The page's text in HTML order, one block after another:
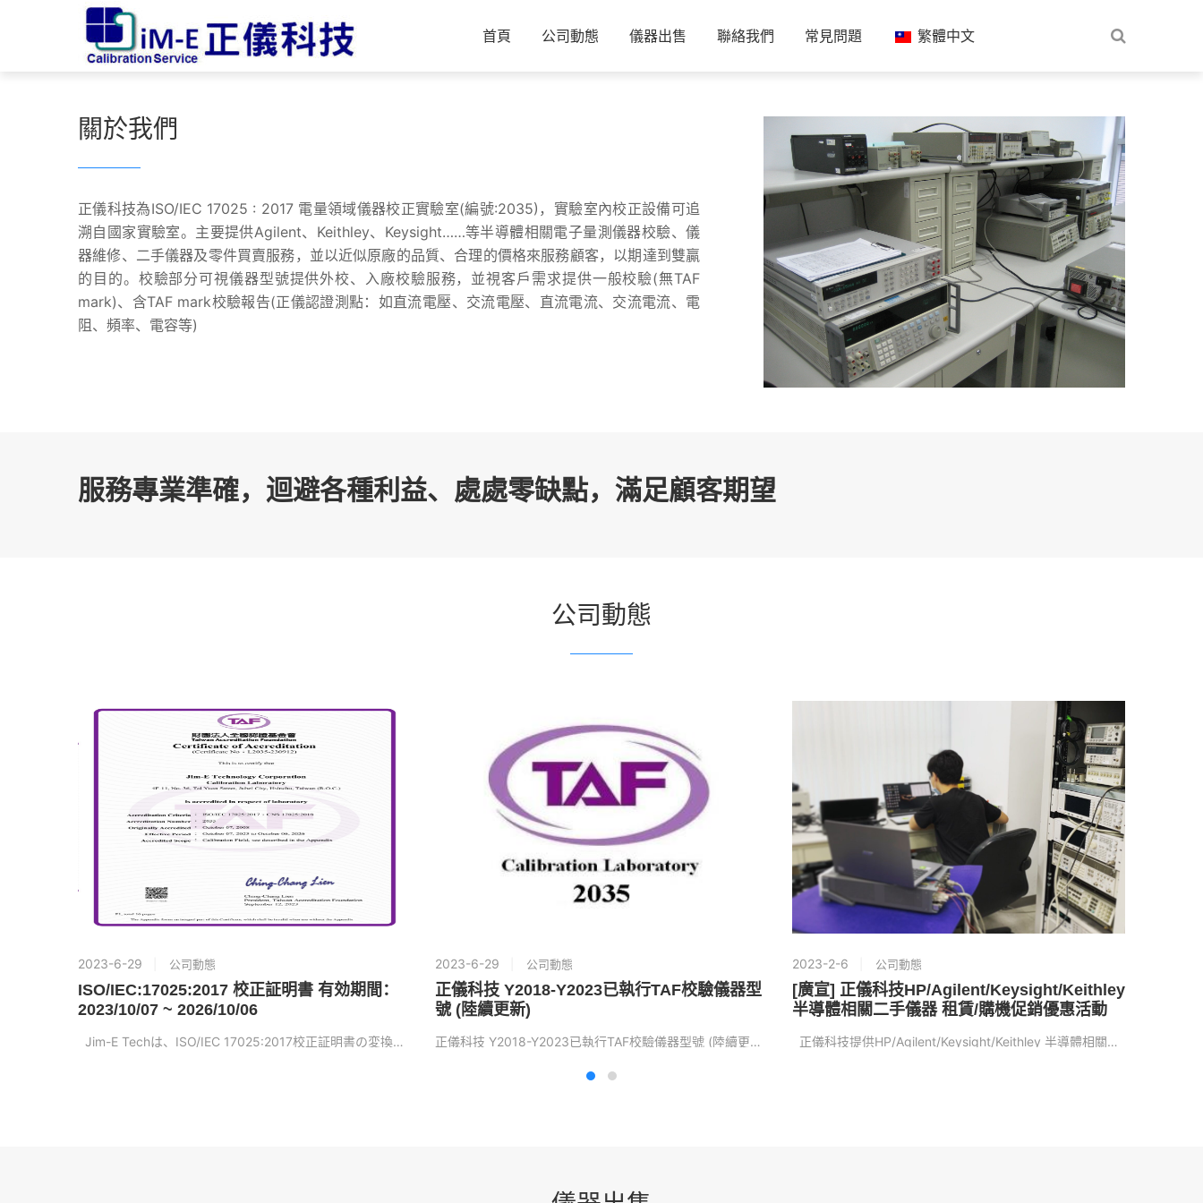
首頁 公司動態 儀器出售 聯絡我們 常見問題 繁體中文
關於我們
正儀科技為ISO/IEC 17025 : 2017 電量領域儀器校正實驗室(編號:2035)，實驗室內校正設備可追
溯自國家實驗室。主要提供Agilent、Keithley、Keysight……等半導體相關電子量測儀器校驗、儀
器維修、二手儀器及零件買賣服務，並以近似原廠的品質、合理的價格來服務顧客，以期達到雙贏
的目的。校驗部分可視儀器型號提供外校、入廠校驗服務，並視客戶需求提供一般校驗(無TAF
mark)、含TAF mark校驗報告(正儀認證測點：如直流電壓、交流電壓、直流電流、交流電流、電
阻、頻率、電容等)
服務專業準確，迴避各種利益、處處零缺點，滿足顧客期望
公司動態
2023-6-29 公司動態
ISO/IEC:17025:2017 校正証明書 有効期間：
2023/10/07 ~ 2026/10/06
Jim-E Techは、ISO/IEC 17025:2017校正証明書の変換、新規認証...
2023-6-29 公司動態
正儀科技 Y2018-Y2023已執行TAF校驗儀器型
號 (陸續更新)
正儀科技 Y2018-Y2023已執行TAF校驗儀器型號 (陸續更新) 詳見連結列表檔案： Y201...
2023-2-6 公司動態
[廣宣] 正儀科技HP/Agilent/Keysight/Keithley
半導體相關二手儀器 租賃/購機促銷優惠活動
正儀科技提供HP/Agilent/Keysight/Keithley 半導體相關二手儀...